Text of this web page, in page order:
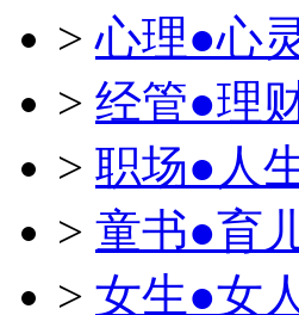
>心理●心
> 经管●理
> 职场●人
> 童书●育
> 女生●女